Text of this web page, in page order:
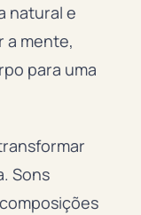
natural e
a mente,
para uma
Sons